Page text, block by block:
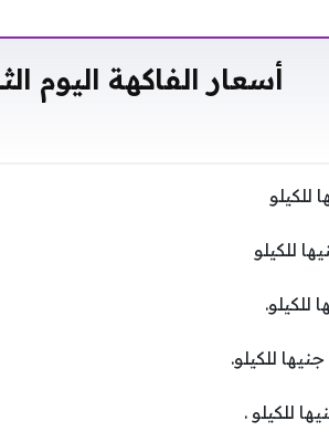
أسعار الفاكهة اليوم الثلاثاء